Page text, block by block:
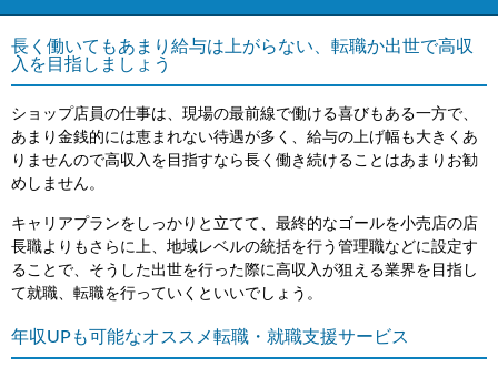
長く働いてもあまり給与は上がらない、転職か出世で高収
入を目指しましょう
ショップ店員の仕事は、現場の最前線で働ける喜びもある一方で、
あまり金銭的には恵まれない待遇が多く、給与の上げ幅も大きくあ
りませんので高収入を目指すなら長く働き続けることはあまりお勧
めしません。
キャリアプランをしっかりと立てて、最終的なゴールを小売店の店
長職よりもさらに上、地域レベルの統括を行う管理職などに設定す
ることで、そうした出世を行った際に高収入が狙える業界を目指し
て就職、転職を行っていくといいでしょう。
年収UPも可能なオススメ転職・就職支援サービス